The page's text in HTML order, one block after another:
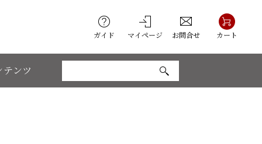
ガイド マイページ お問合せ カート
ンツ